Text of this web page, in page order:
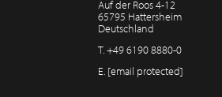
Auf der Roos 4-12
65795 Hattersheim
Deutschland
T.+49 6190 8880-0
E. [email protected]